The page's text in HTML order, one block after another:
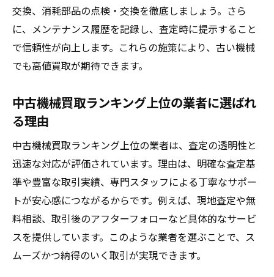
交換、消耗部品の点検・交換を徹底しましょう。さら
に、メンテナンス履歴を記録し、査定時に提示すること
で信頼性が向上します。これらの施策により、古い機械
でも高値買取が期待できます。
中古機械買取ランキング上位の業者に選ばれ
る理由
中古機械買取ランキング上位の業者は、査定の透明性と
迅速な対応が評価されています。理由は、明確な査定基
準や豊富な取引実績、専門スタッフによる丁寧なサポー
トが安心感につながるからです。例えば、現地査定や無
料相談、取引後のアフターフォローなど具体的なサービ
スを提供しています。このような業者を選ぶことで、ス
ムーズかつ納得のいく取引が実現できます。